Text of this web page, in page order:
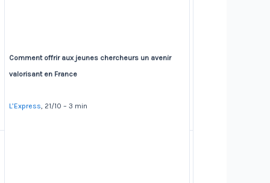
Comment offrir aux jeunes chercheurs un avenir
valorisant en France
L’Express , 21/10 – 3 min